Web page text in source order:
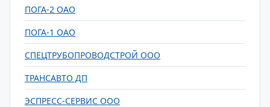
ПОГА-2 ОАО
ПОГА-1 ОАО
СПЕЦТРУБОПРОВОДСТРОЙ ООО
ТРАНСАВТО ДП
ЭСПРЕСС-СЕРВИС ООО